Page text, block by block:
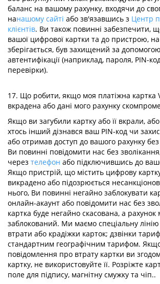
баланс на вашому рахунку, входячи до
нанашому сайті або зв'язавшись з Центр
клієнтів. Ви також повинні забезпечити,
вашої цифрової картки та до пристрою,
зберігається, був захищений за
автентифікації (наприклад, пароля, PIN-
перевірки).
17. Що робити, якщо моя платіжна картка
вкрадена або дані мого рахунку
Якщо ви загубили картку або її вкрали,
хтось інший дізнався ваш PIN-код чи
або отримав доступ до вашого рахунку
Ви повинні повідомити нас без
через телефон або підключившись до
Якщо пристрій, що містить цифрову
викрадено або підозрюється
нього, Ви повинні негайно заблокувати
онлайн-акаунт або повідомити нас без
картка буде негайно скасована, а рахунок
заблокований. Ми маємо спеціальну лінію
втрати або крадіжки карток; дзвінки
стандартним географічним тарифом.
повідомлення про втрату картки ви
картку, не використовуйте її. Розріжте
поле для підпису, магнітну смужку та чіп..